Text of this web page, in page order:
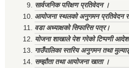
सार्वजनिक परिक्षण प्रतिवेदन ।
आयोजना स्थलको अनुगमन प्रतिवेदन र
वडा अध्याक्षको सिफारिस पत्र।
योजना शाखाले पेश गरेको टिप्पणी
गाउँपालिका स्तरिय अनुगमन तथा
सम्झौता तथा आयोजना खाता ।